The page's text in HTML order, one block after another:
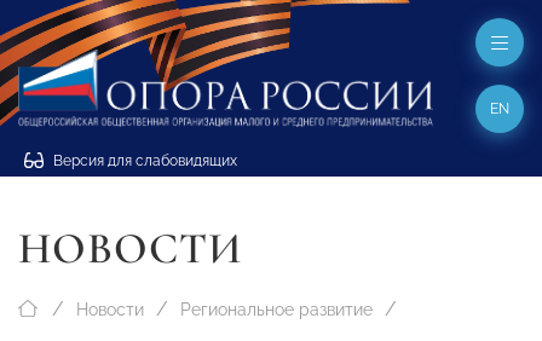
Версия для слабовидящих
EN
НОВОСТИ
Новости Региональное развитие